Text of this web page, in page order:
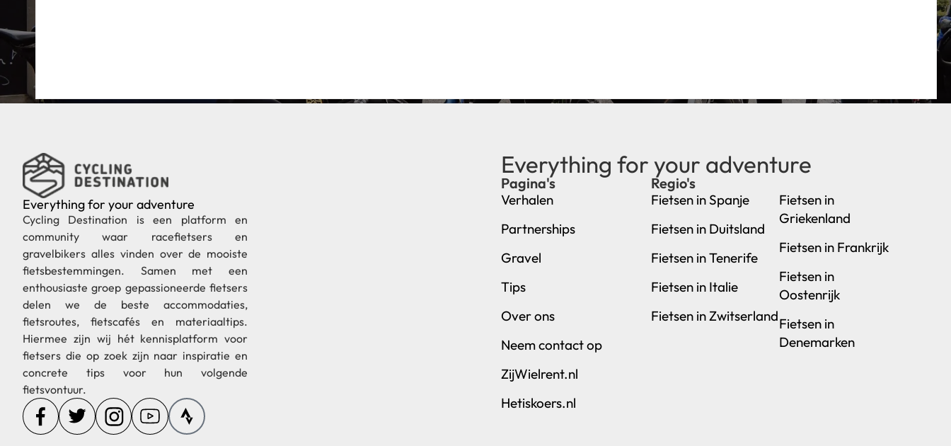
Everything for your adventure
Cycling Destination is een platform en
community waar racefietsers en
gravelbikers alles vinden over de mooiste
fietsbestemmingen. Samen met een
enthousiaste groep gepassioneerde fietsers
delen we de beste accommodaties,
fietsroutes, fietscafés en materiaaltips.
Hiermee zijn wij hét kennisplatform voor
fietsers die op zoek zijn naar inspiratie en
concrete tips voor hun volgende
fietsvontuur.
Everything for your adventure
Pagina's
Verhalen
Partnerships
Gravel
Tips
Over ons
Neem contact op
ZijWielrent.nl
Hetiskoers.nl
Regio's
Fietsen in Spanje
Fietsen in Duitsland
Fietsen in Tenerife
Fietsen in Italie
Fietsen in Zwitserland
Fietsen in
Griekenland
Fietsen in Frankrijk
Fietsen in
Oostenrijk
Fietsen in
Denemarken